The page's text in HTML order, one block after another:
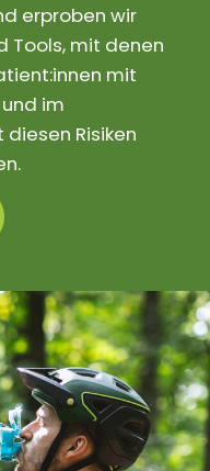
erproben wir
Tools, mit denen
mit
im
Risiken